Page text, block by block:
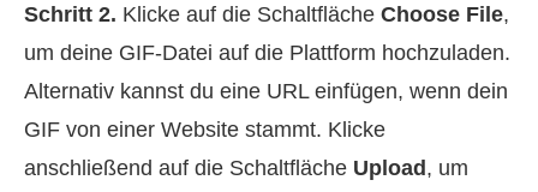
Schritt 2. Klicke auf die Schaltfläche Choose File,
um deine GIF-Datei auf die Plattform hochzuladen.
Alternativ kannst du eine URL einfügen, wenn dein
GIF von einer Website stammt. Klicke
anschließend auf die Schaltfläche Upload, um